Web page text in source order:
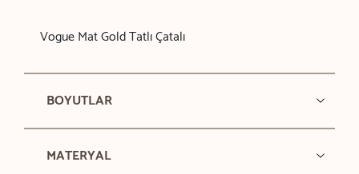
Vogue Mat Gold Tatlı Çatalı
BOYUTLAR
MATERYAL